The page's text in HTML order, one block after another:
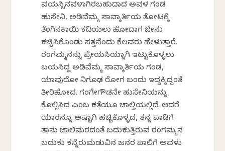
ವಯಸ್ಸಿನವಳಾಗಿರಬಹುದಾದ ಅವಳ ಗಂಡ
ಹುಸೇನಿ, ಅಡಿವೆಮ್ಮ ಸಾವ್ಕಾರ್ತಿಯ ತೋಟಕ್ಕೆ
ತೆಂಗಿನಕಾಯಿ ಕದಿಯಲು ಹೋದಾಗ ಜೇನು
ಕಚ್ಚಿಸಿಕೊಂಡು ಸತ್ತನೆಂದು ಕೆಲವರು ಹೇಳುತ್ತಾರೆ.
ರಂಗಮ್ಮನನ್ನು ಪ್ರೇಯಸಿಯನ್ನಾಗಿ ಇಟ್ಟುಕೊಳ್ಳಲು
ಬಯಸಿದ್ದ ಅಡಿವೆಮ್ಮ ಸಾವ್ಕಾರ್ತಿಯ ಗಂಡ,
ಯಾವುದೋ ನಿಗೂಢ ರೋಗ ಬಂದು ಇದ್ದಕ್ಕಿದ್ದಂತೆ
ತೀರಿಹೋದ. ಗಂಗೇಗೌಡನೇ ಹುಸೇನಿಯನ್ನು
ಕೊಲ್ಲಿಸಿದ ಎಂಬ ಕತೆಯೂ ಚಾಲ್ತಿಯಲ್ಲಿದೆ. ಆದರೆ
ಯಾರನ್ನೂ ಅಷ್ಟಾಗಿ ಹಚ್ಚಿಕೊಳ್ಳದ, ತನ್ನ ಪಾಡಿಗೆ
ತಾನು ಜಾಲಿಮರದಂತೆ ಬದುಕುತ್ತಿರುವ ರಂಗಮ್ಮನ
ಬದುಕು ಕನ್ನೆರುಮಡುವಿನ ಜನರ ಪಾಲಿಗೆ ಅವಳು